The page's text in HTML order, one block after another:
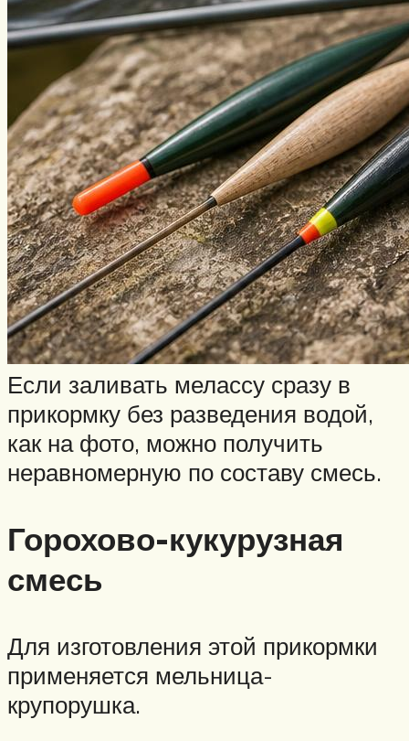
Если заливать мелассу сразу в
прикормку без разведения водой,
как на фото, можно получить
неравномерную по составу смесь.
Горохово-кукурузная
смесь
Для изготовления этой прикормки
применяется мельница-
крупорушка.